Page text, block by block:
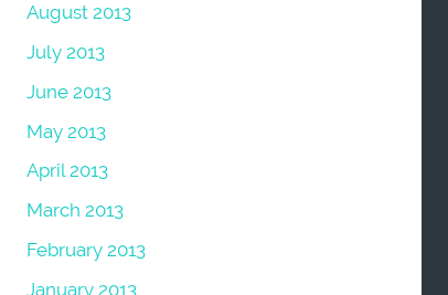
August 2013
July 2013
June 2013
May 2013
April 2013
March 2013
February 2013
January 2013